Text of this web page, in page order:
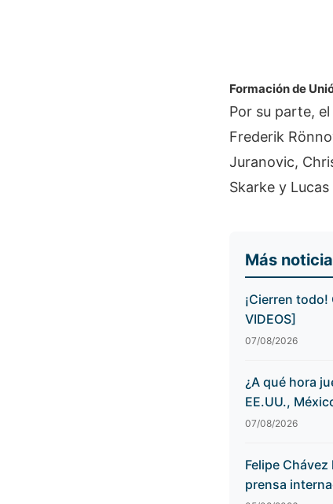
Formación de
Por su parte,
Frederik
Juranovic,
Skarke y
Más
¡Cierren
VIDEOS]
07/08/2026
¿A qué hora
EE.UU.,
07/08/2026
Felipe
prensa